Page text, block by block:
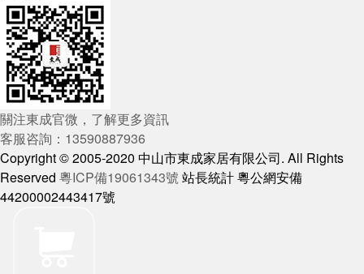
關注東成官微，了解更多資訊
客服咨詢：13590887936
Copyright © 2005-2020 中山市東成家居有限公司. All Rights
Reserved 粵ICP備19061343號 站長統計 粵公網安備
44200002443417號